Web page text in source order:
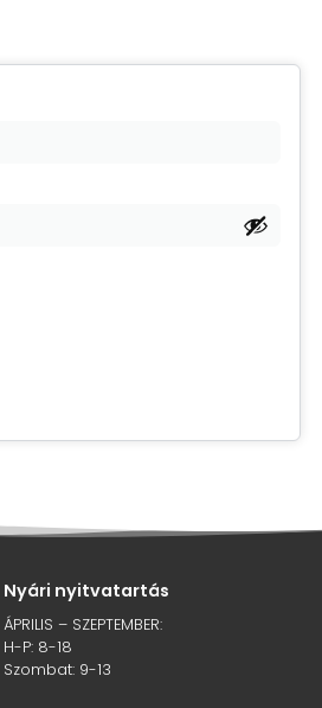
Nyári nyitvatartás
ÁPRILIS – SZEPTEMBER:
H-P: 8-18
Szombat: 9-13